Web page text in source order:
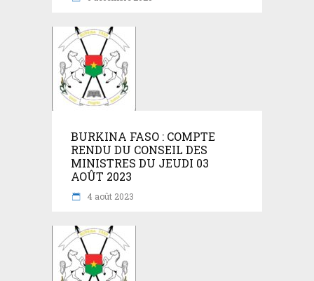
BURKINA FASO : COMPTE
RENDU DU CONSEIL DES
MINISTRES DU JEUDI 03
AOÛT 2023
4 août 2023